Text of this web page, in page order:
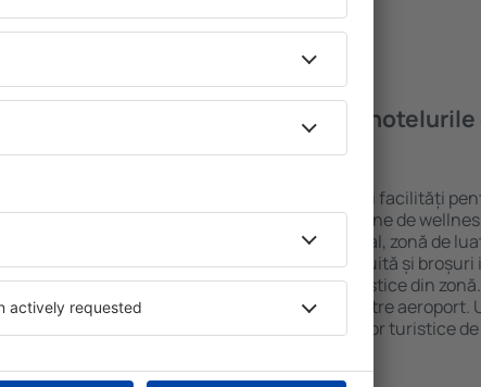
Ce fel de facilităţi voi găsi ȋn hotelurile
Gais?
Hotelurile în Gais au diferite standarde și facilități
Cele mai frecvente sunt Wi-Fi gratuit, zone de
mini bar/seif în cameră, centru comercial, zonă de
zonă de joacă pentru copii, parcare gratuită și
despre cele mai interesante atracții turistice din
proprietăți includ și transferul de la și către aeroport.
acestea încurajează vizitarea obiectivelor turistice de